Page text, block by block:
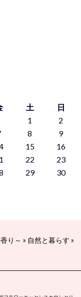
土
日
1
2
8
9
15
16
22
23
29
30
り～ » 自然と暮らす »